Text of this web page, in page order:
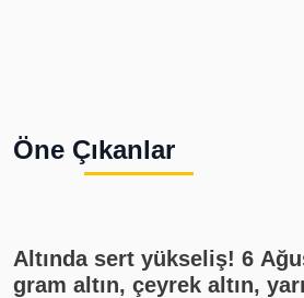
Öne Çıkanlar
Altında sert yükseliş! 6 Ağustos Perşembe
gram altın, çeyrek altın,